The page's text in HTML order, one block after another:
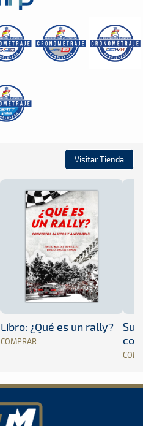
Visitar Tienda
Libro: ¿Qué es un rally?
COMPRAR